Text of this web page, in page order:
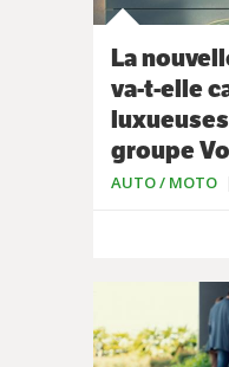
La
va-t-elle
groupe
AUTO / MOTO